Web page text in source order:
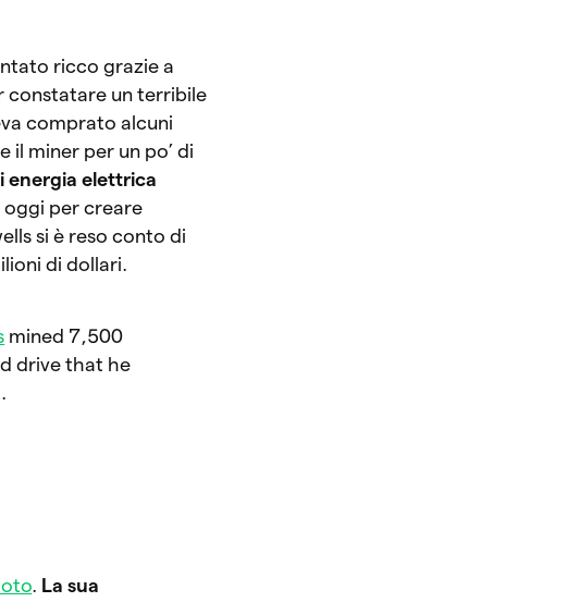
ricco grazie a
constatare un terribile
comprato alcuni
il miner per un po’ di
energia elettrica
oggi per creare
si è reso conto di
di dollari.
mined 7,500
drive that he
. La sua